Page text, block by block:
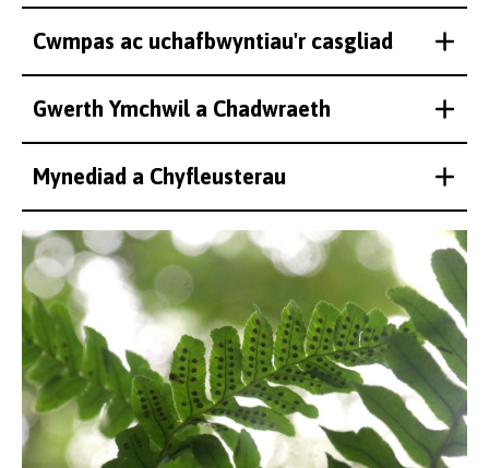
Cwmpas ac uchafbwyntiau'r casgliad
Gwerth Ymchwil a Chadwraeth
Mynediad a Chyfleusterau